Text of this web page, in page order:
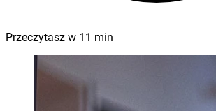
Przeczytasz w 11 min